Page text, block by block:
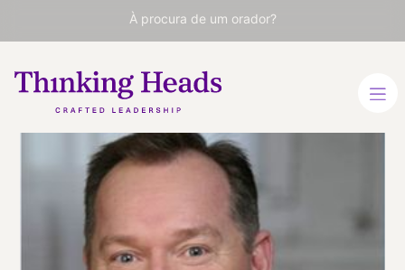
À procura de um orador?
John
Sweeney
Revitalizando Empresas: O
Catalisador da Inovação